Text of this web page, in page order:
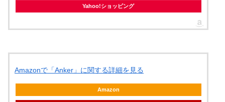
Yahoo!ショッピング
Amazonで「Anker」に関する詳細を見る
Amazon